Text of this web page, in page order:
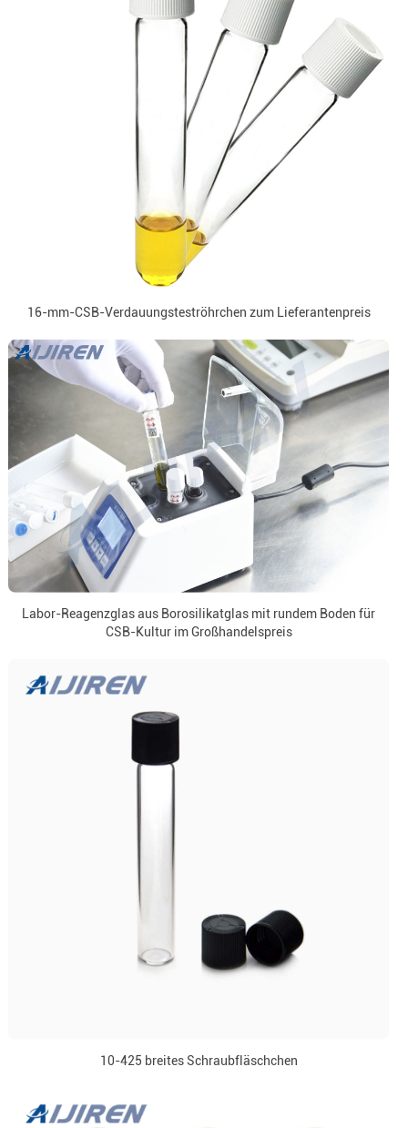
16-mm-CSB-Verdauungsteströhrchen zum Lieferantenpreis
Labor-Reagenzglas aus Borosilikatglas mit rundem Boden für
CSB-Kultur im Großhandelspreis
10-425 breites Schraubfläschchen